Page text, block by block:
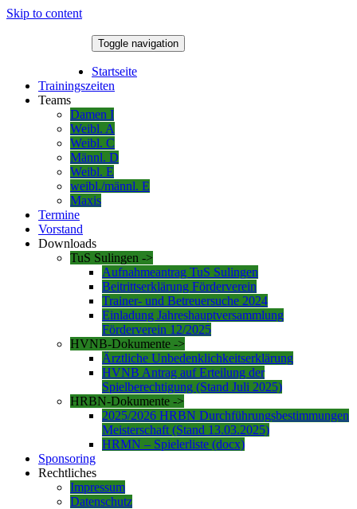
Skip to content
Toggle navigation
Startseite
Trainingszeiten
Teams
Damen I
Weibl. A
Weibl. C
Männl. D
Weibl. E
weibl./männl. E
Maxis
Termine
Vorstand
Downloads
TuS Sulingen ->
Aufnahmeantrag TuS Sulingen
Beitrittserklärung Förderverein
Trainer- und Betreuersuche 2024
Einladung Jahreshauptversammlung
Förderverein 12/2025
HVNB-Dokumente ->
Ärztliche Unbedenklichkeitserklärung
HVNB Antrag auf Erteilung der
Spielberechtigung (Stand Juli 2025)
HRBN-Dokumente ->
2025/2026 HRBN Durchführungsbestimmungen
Meisterschaft (Stand 13.03.2025)
HRMN – Spielerliste (docx)
Sponsoring
Rechtliches
Impressum
Datenschutz